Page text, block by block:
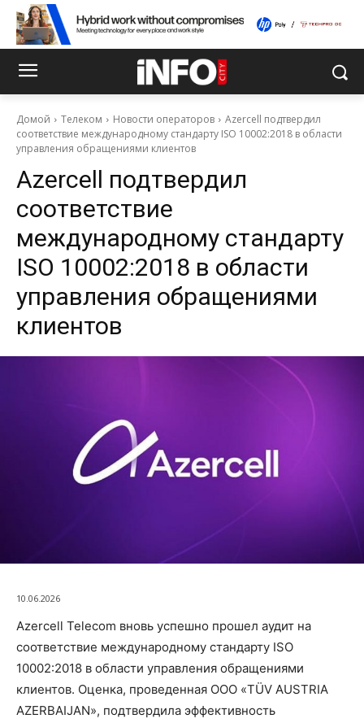
Домой Телеком Новости операторов
Azercell подтвердил
соответствие международному стандарту ISO 10002:2018 в области
управления обращениями клиентов
Azercell подтвердил
соответствие
международному стандарту
ISO 10002:2018 в области
управления обращениями
клиентов
10.06.2026
Azercell Telecom вновь успешно прошел аудит на
соответствие международному стандарту ISO
10002:2018 в области управления обращениями
клиентов. Оценка, проведенная ООО «TÜV AUSTRIA
AZERBAIJAN», подтвердила эффективность